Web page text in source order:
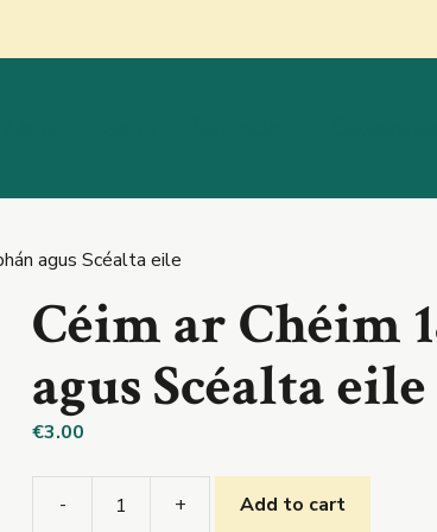
agus Scéalta eile
Céim ar Chéim
agus Scéalta eile
€3.00
- + Add to cart